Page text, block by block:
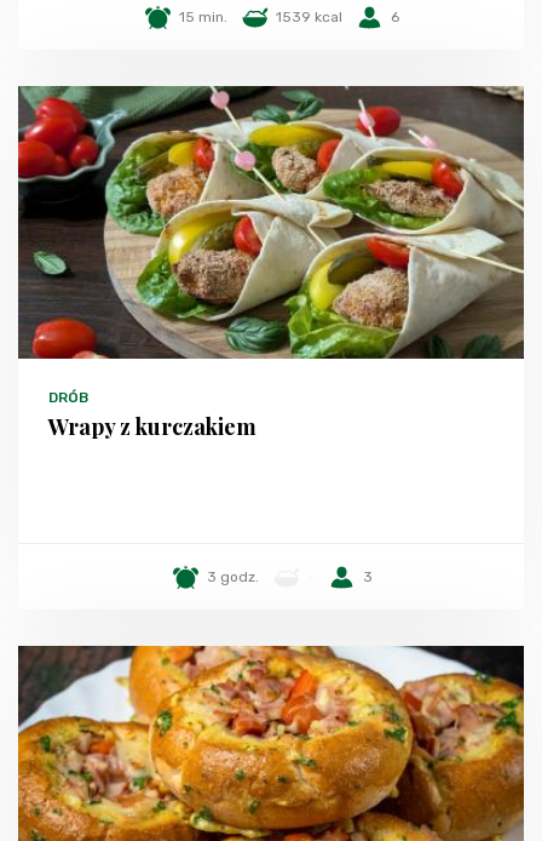
15 min. 1539 kcal 6
DRÓB
Wrapy z kurczakiem
3 godz. 3